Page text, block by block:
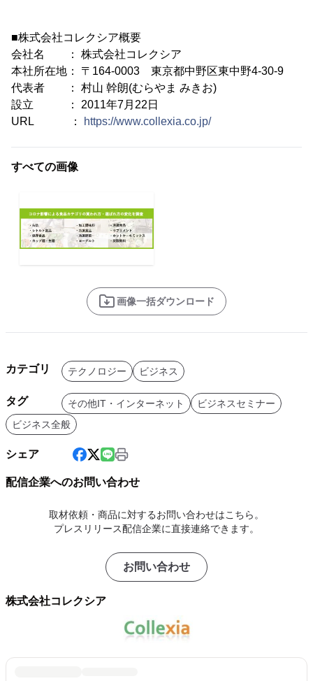
■株式会社コレクシア概要
会社名 ： 株式会社コレクシア
本社所在地： 〒164-0003 東京都中野区東中野4-30-9
代表者 ： 村山 幹朗(むらやま みきお)
設立 ： 2011年7月22日
URL ：
https://www.collexia.co.jp/
すべての画像
画像一括ダウンロード
カテゴリ テクノロジー ビジネス
タグ その他IT・インターネット
ビジネスセミナー
ビジネス全般
シェア
配信企業へのお問い合わせ
取材依頼・商品に対するお問い合わせはこちら。
プレスリリース配信企業に直接連絡できます。
お問い合わせ
株式会社コレクシア